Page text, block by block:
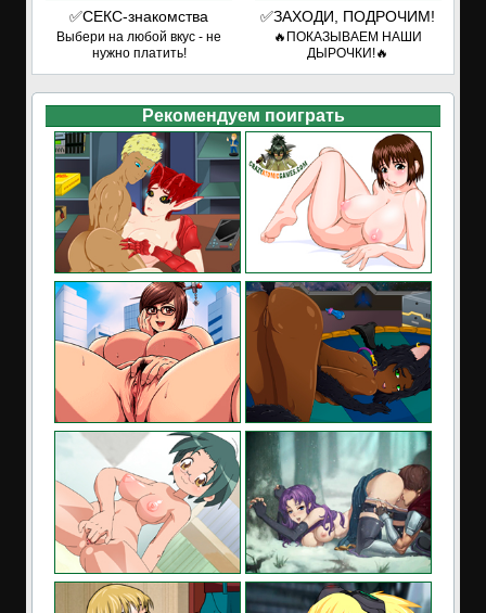
✅СЕКС-знакомства
Выбери на любой вкус - не
нужно платить!
✅ЗАХОДИ, ПОДРОЧИМ!
🔥ПОКАЗЫВАЕМ НАШИ
ДЫРОЧКИ!🔥
Рекомендуем поиграть